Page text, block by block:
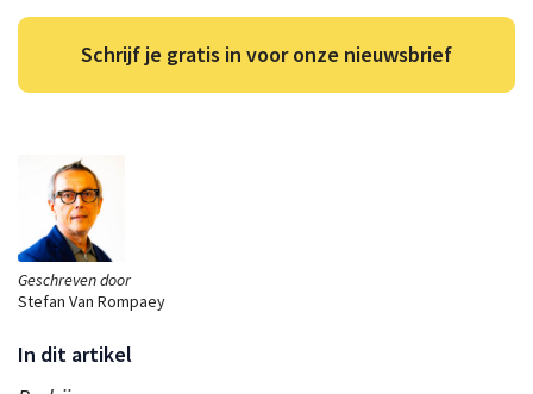
Geschreven door
Stefan Van Rompaey
In dit artikel
Schrijf je gratis in voor onze nieuwsbrief